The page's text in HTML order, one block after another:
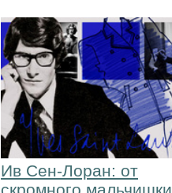
Ив Сен-Лоран: от